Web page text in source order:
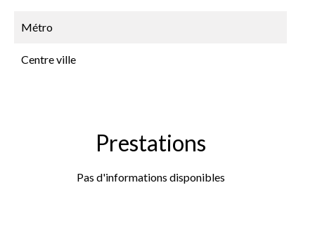
Métro
Centre ville
Prestations
Pas d'informations disponibles